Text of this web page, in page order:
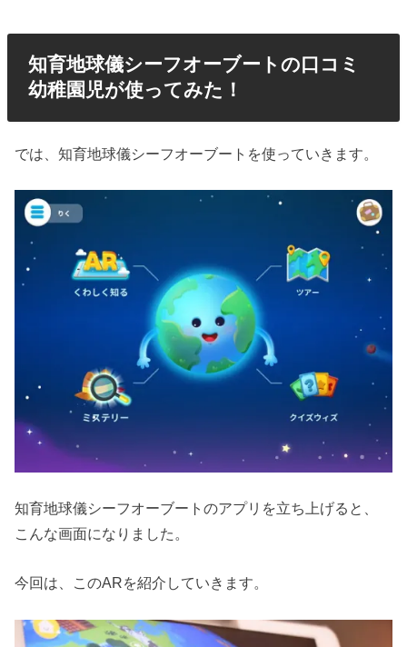
知育地球儀シーフオーブートの口コミ
幼稚園児が使ってみた！
では、知育地球儀シーフオーブートを使っていきます。
知育地球儀シーフオーブートのアプリを立ち上げると、
こんな画面になりました。
今回は、このARを紹介していきます。